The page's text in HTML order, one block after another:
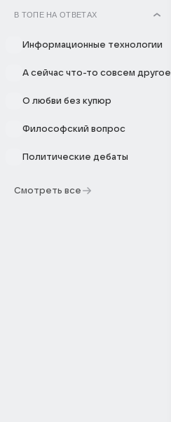
В ТОПЕ НА ОТВЕТАХ
Информационные технологии
А сейчас что-то совсем другое
О любви без купюр
Философский вопрос
Политические дебаты
Смотреть все